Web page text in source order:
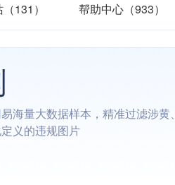
131） 帮助中心（933）
海量大数据样本，精准过滤涉黄
义的违规图片